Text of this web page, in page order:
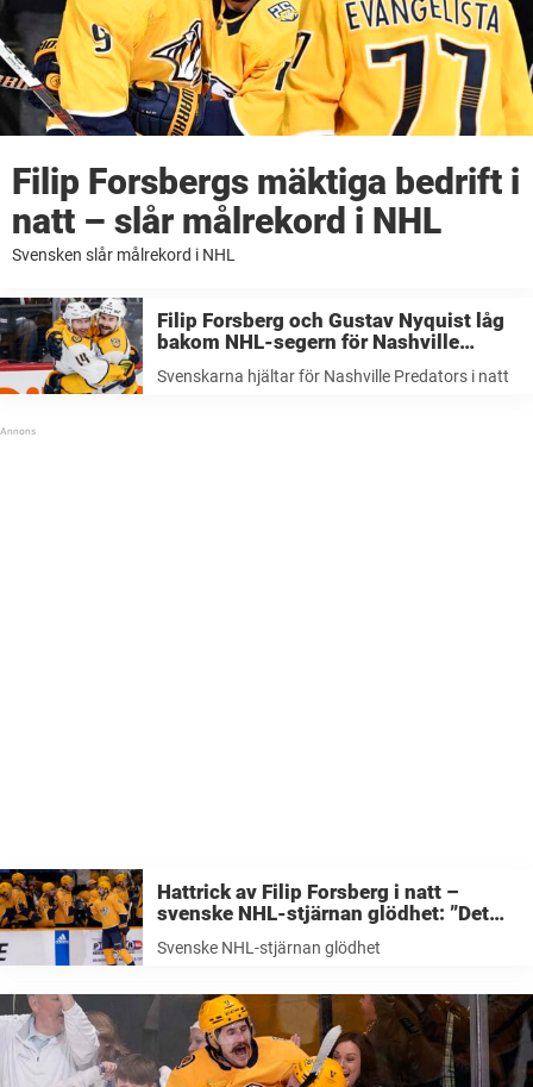
Filip Forsbergs mäktiga bedrift i
natt – slår målrekord i NHL
Svensken slår målrekord i NHL
Filip Forsberg och Gustav Nyquist låg
bakom NHL-segern för Nashville
Predators i natt
Svenskarna hjältar för Nashville Predators i natt
Hattrick av Filip Forsberg i natt –
svenske NHL-stjärnan glödhet: ”Det
var viktigt”
Svenske NHL-stjärnan glödhet